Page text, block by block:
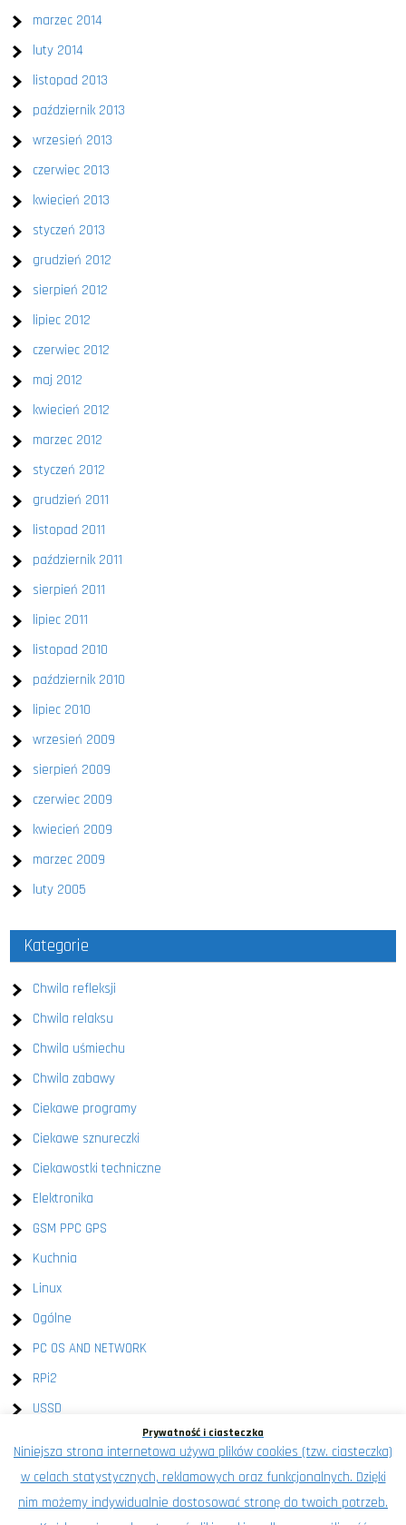
marzec 2014
luty 2014
listopad 2013
październik 2013
wrzesień 2013
czerwiec 2013
kwiecień 2013
styczeń 2013
grudzień 2012
sierpień 2012
lipiec 2012
czerwiec 2012
maj 2012
kwiecień 2012
marzec 2012
styczeń 2012
grudzień 2011
listopad 2011
październik 2011
sierpień 2011
lipiec 2011
listopad 2010
październik 2010
lipiec 2010
wrzesień 2009
sierpień 2009
czerwiec 2009
kwiecień 2009
marzec 2009
luty 2005
Kategorie
Chwila refleksji
Chwila relaksu
Chwila uśmiechu
Chwila zabawy
Ciekawe programy
Ciekawe sznureczki
Ciekawostki techniczne
Elektronika
GSM PPC GPS
Kuchnia
Linux
Ogólne
PC OS AND NETWORK
RPi2
USSD
XEN
Znalezione na wykop.pl
Prywatność i ciasteczka
Niniejsza strona internetowa używa plików cookies (tzw. ciasteczka)
w celach statystycznych, reklamowych oraz funkcjonalnych. Dzięki
nim możemy indywidualnie dostosować stronę do twoich potrzeb.